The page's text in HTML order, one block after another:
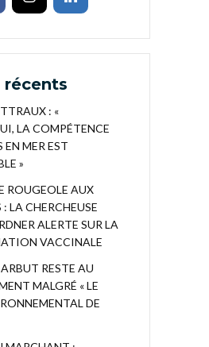
: «
LA COMPÉTENCE
EN MER EST
»
ROUGEOLE AUX
LA CHERCHEUSE
ALERTE SUR LA
VACCINALE
RESTE AU
MALGRÉ « LE
DE